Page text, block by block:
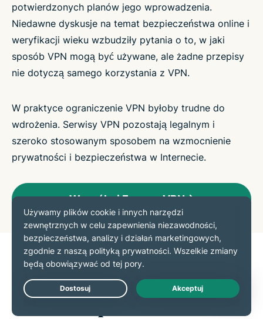
potwierdzonych planów jego wprowadzenia.
Niedawne dyskusje na temat bezpieczeństwa online i
weryfikacji wieku wzbudziły pytania o to, w jaki
sposób VPN mogą być używane, ale żadne przepisy
nie dotyczą samego korzystania z VPN.
W praktyce ograniczenie VPN byłoby trudne do
wdrożenia. Serwisy VPN pozostają legalnym i
szeroko stosowanym sposobem na wzmocnienie
prywatności i bezpieczeństwa w Internecie.
Wypróbuj ExpressVPN
Dlaczego miliony
użytkowników ufają
Live Chat